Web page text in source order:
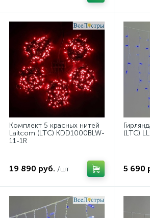
Комплект 5 красных нитей
Laitcom (LTC) KDD1000BLW-
11-1R
19 890 руб. /шт
(LTC)
5 690